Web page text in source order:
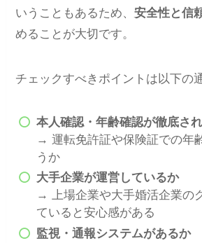
いうこともあるため、安全性と信
めることが大切です。
チェックすべきポイントは以下の
本人確認・年齢確認が徹底さ
→ 運転免許証や保険証での年
うか
大手企業が運営しているか
→ 上場企業や大手婚活企業の
ていると安心感がある
監視・通報システムがあるか